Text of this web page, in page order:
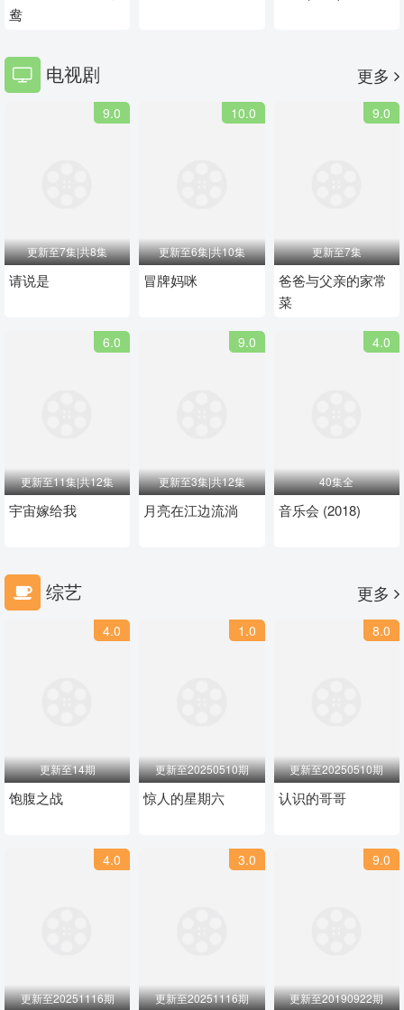
鸯
电视剧 更多
9.0
更新至7集|共8集
请说是
10.0
更新至6集|共10集
冒牌妈咪
9.0
更新至7集
爸爸与父亲的家常
菜
6.0
更新至11集|共12集
宇宙嫁给我
9.0
更新至3集|共12集
月亮在江边流淌
4.0
40集全
音乐会 (2018)
综艺 更多
4.0
更新至14期
饱腹之战
1.0
更新至20250510期
惊人的星期六
8.0
更新至20250510期
认识的哥哥
4.0
更新至20251116期
3.0
更新至20251116期
9.0
更新至20190922期